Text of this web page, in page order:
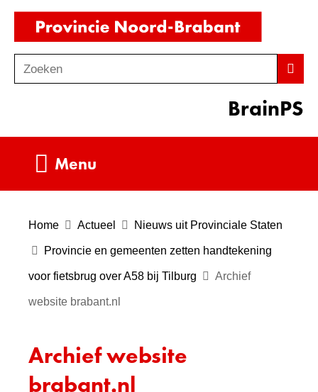
Ga
de
inhoud
o
Zoeken
BrainPS
Menu
Home Actueel Nieuws uit Provinciale Staten
Provincie en gemeenten zetten handtekening
voor fietsbrug over A58 bij Tilburg Archief
website brabant.nl
Archief website
brabant.nl